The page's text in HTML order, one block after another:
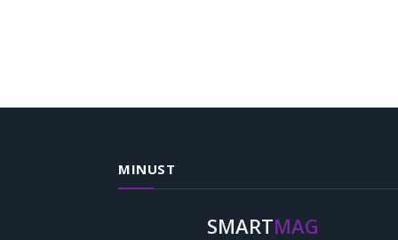
MINUST
SMARTMAG